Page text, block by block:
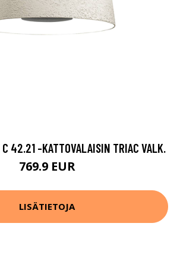
C 42.21 -KATTOVALAISIN TRIAC VALK.
769.9 EUR
LISÄTIETOJA